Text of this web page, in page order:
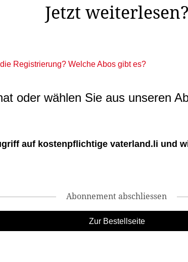
Jetzt weiterlesen?
Registrierung? Welche Abos gibt es?
oder wählen Sie aus unseren
auf kostenpflichtige vaterland.li und
Abonnement abschliessen
Zur Bestellseite